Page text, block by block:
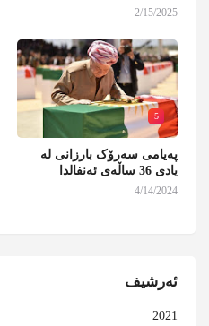
2/15/2025
5
پەیامی سەرۆک بارزانی لە
یادی 36 ساڵەی ئەنفالدا
4/14/2024
ئەرشیف
2021